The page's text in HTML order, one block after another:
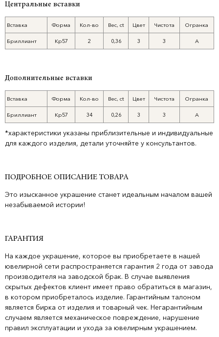
Центральные вставки
Вставка Форма Кол-во Вес, ct Цвет Чистота Огранка
Бриллиант Кр57 2 0,36 3 3 А
Дополнительные вставки
Вставка Форма Кол-во Вес, ct Цвет Чистота Огранка
Бриллиант Кр57 34 0,26 3 3 А
*характеристики указаны приблизительные и индивидуальные
для каждого изделия, детали уточняйте у консультантов.
ПОДРОБНОЕ ОПИСАНИЕ ТОВАРА
Это изысканное украшение станет идеальным началом вашей
незабываемой истории!
ГАРАНТИЯ
На каждое украшение, которое вы приобретаете в нашей
ювелирной сети распространяется гарантия 2 года от завода
производителя на заводской брак. В случае выявления
скрытых дефектов клиент имеет право обратиться в магазин,
в котором приобреталось изделие. Гарантийным талоном
является бирка от изделия и товарный чек. Негарантийным
случаем является механическое повреждение, нарушение
правил эксплуатации и ухода за ювелирным украшением.